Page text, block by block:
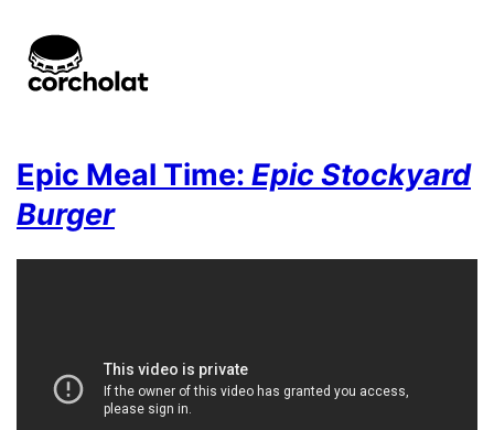
Epic Meal Time: Epic Stockyard
Burger